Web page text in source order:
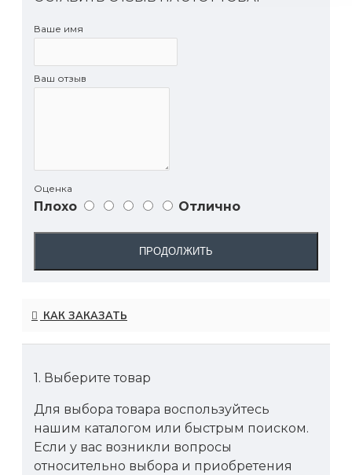
Ваше имя
Ваш отзыв
Оценка
Плохо Отлично
ПРОДОЛЖИТЬ
КАК ЗАКАЗАТЬ
1. Выберите товар
Для выбора товара воспользуйтесь
нашим каталогом или быстрым поиском.
Если у вас возникли вопросы
относительно выбора и приобретения